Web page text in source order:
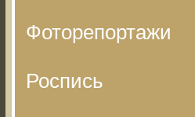
Фоторепортажи
Роспись